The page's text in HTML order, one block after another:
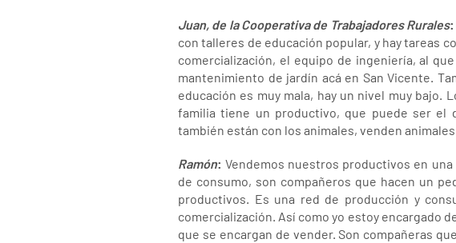
Juan, de la Cooperativa de Trabajadores Rurales:
con talleres de educación popular, y hay tareas
comercialización, el equipo de ingeniería, al
mantenimiento de jardín acá en San Vicente.
educación es muy mala, hay un nivel muy bajo.
familia tiene un productivo, que puede ser el
también están con los animales, venden
Ramón: Vendemos nuestros productivos en
de consumo, son compañeros que hacen un
productivos. Es una red de producción y
comercialización. Así como yo estoy encargado
que se encargan de vender. Son compañeras